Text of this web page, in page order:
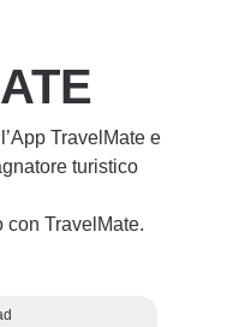
TravelMate e
turistico
TravelMate.